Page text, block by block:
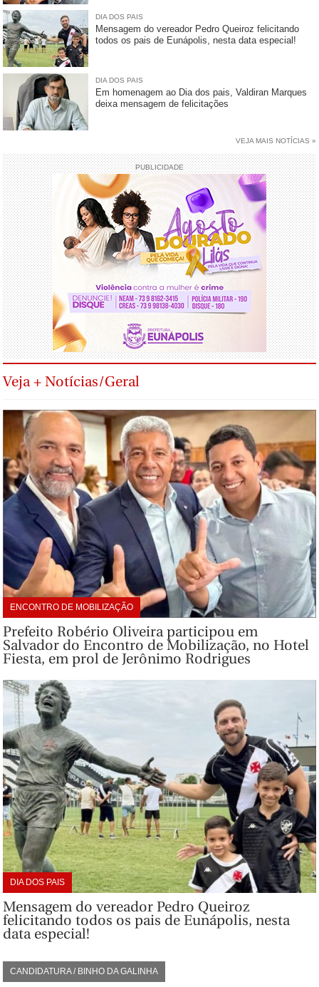
DIA DOS PAIS
Mensagem do vereador Pedro Queiroz felicitando
todos os pais de Eunápolis, nesta data especial!
DIA DOS PAIS
Em homenagem ao Dia dos pais, Valdiran Marques
deixa mensagem de felicitações
VEJA MAIS NOTÍCIAS »
PUBLICIDADE
Veja + Notícias/Geral
ENCONTRO DE MOBILIZAÇÃO
Prefeito Robério Oliveira participou em
Salvador do Encontro de Mobilização, no Hotel
Fiesta, em prol de Jerônimo Rodrigues
DIA DOS PAIS
Mensagem do vereador Pedro Queiroz
felicitando todos os pais de Eunápolis, nesta
data especial!
CANDIDATURA / BINHO DA GALINHA